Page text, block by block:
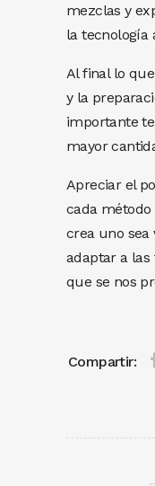
mezclas y
la tecnología
Al final lo
y la
importante
mayor
Apreciar el
cada
crea uno sea
adaptar a las
que se nos
Compartir: